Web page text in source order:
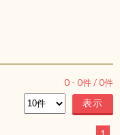
0 - 0件 /0件